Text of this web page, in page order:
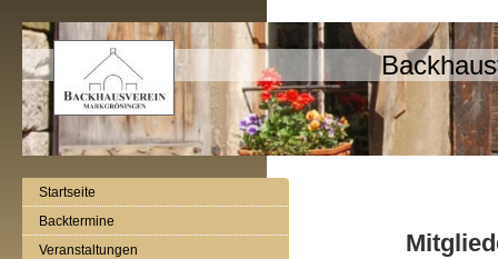
Startseite
Backtermine
Veranstaltungen